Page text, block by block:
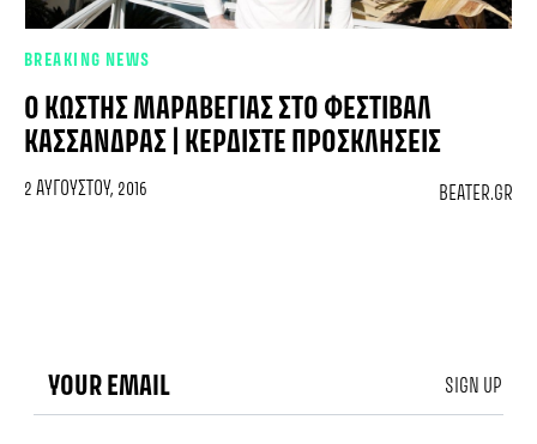
BREAKING NEWS
Ο ΚΩΣΤΉΣ ΜΑΡΑΒΈΓΙΑΣ ΣΤΟ ΦΕΣΤΙΒΆΛ
ΚΑΣΣΆΝΔΡΑΣ | ΚΕΡΔΊΣΤΕ ΠΡΟΣΚΛΉΣΕΙΣ
2 ΑΥΓΟΎΣΤΟΥ, 2016 BEATER.GR
SIGN UP